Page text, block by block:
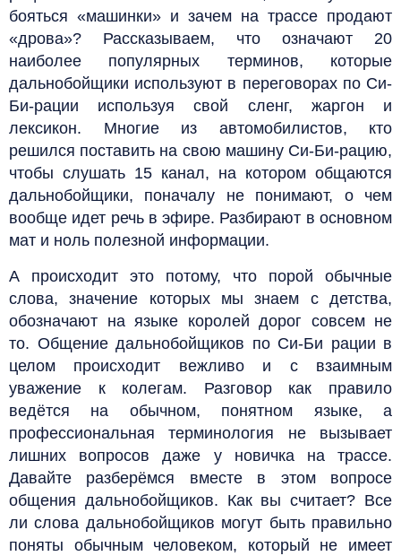
бояться «машинки» и зачем на трассе продают
«дрова»? Рассказываем, что означают 20
наиболее популярных терминов, которые
дальнобойщики используют в переговорах по Си-
Би-рации используя свой сленг, жаргон и
лексикон. Многие из автомобилистов, кто
решился поставить на свою машину Cи-Би-рацию,
чтобы слушать 15 канал, на котором общаются
дальнобойщики, поначалу не понимают, о чем
вообще идет речь в эфире. Разбирают в основном
мат и ноль полезной информации.
А происходит это потому, что порой обычные
слова, значение которых мы знаем с детства,
обозначают на языке королей дорог совсем не
то. Общение дальнобойщиков по Cи-Би рации в
целом происходит вежливо и с взаимным
уважение к колегам. Разговор как правило
ведётся на обычном, понятном языке, а
профессиональная терминология не вызывает
лишних вопросов даже у новичка на трассе.
Давайте разберёмся вместе в этом вопросе
общения дальнобойщиков. Как вы считает? Все
ли слова дальнобойщиков могут быть правильно
поняты обычным человеком, который не имеет